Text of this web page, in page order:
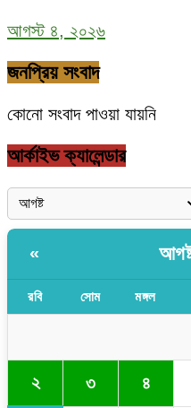
আগস্ট ৪, ২০২৬
জনপ্রিয় সংবাদ
কোনো সংবাদ পাওয়া যায়নি
আর্কাইভ ক্যালেন্ডার
«
রবি সোম মঙ্গল
২ ৩ ৪